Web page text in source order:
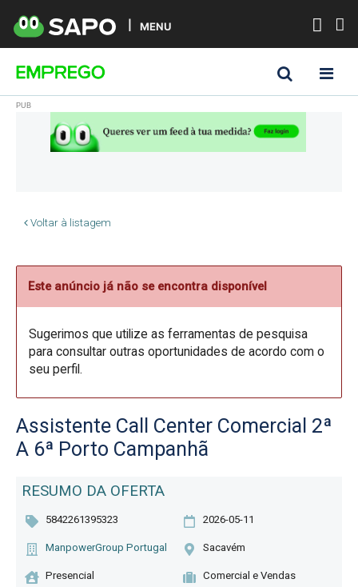
MENU
Voltar à listagem
Este anúncio já não se encontra disponível
Sugerimos que utilize as ferramentas de pesquisa
para consultar outras oportunidades de acordo com o
seu perfil.
Assistente Call Center Comercial 2ª
A 6ª Porto Campanhã
RESUMO DA OFERTA
5842261395323 2026-05-11
ManpowerGroup Portugal Sacavém
Presencial Comercial e Vendas